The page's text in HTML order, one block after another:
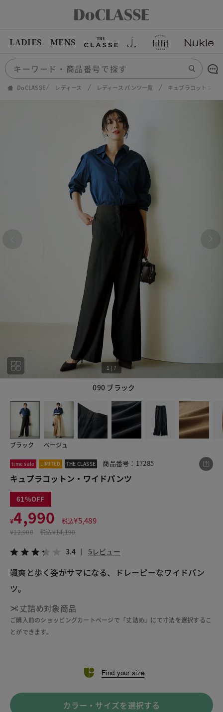
LADIES MENS
DoCLASSE レディース レディース パンツ一覧 キュプラコットン・
090 ブラック
1 | 7
ブラック ベージュ
7
time sale LIMITED THE CLASSE 商品番号：17285
キュプラコットン・ワイドパンツ
61
¥4,990 税込¥5,489
¥12,900 税込¥14,190
3.4 5レビュー
颯爽と歩く姿がサマになる、ドレーピーなワイドパン
ツ。
丈詰め対象商品
ご購入前のショッピングカートページで「丈詰め」にて寸法を選択するこ
とができます。
Find your size
カラー・サイズを選択する
この商品をシェアする
¥4,990 税込¥5,489